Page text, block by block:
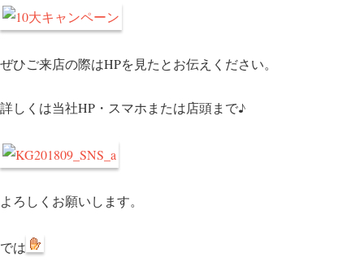
ぜひご来店の際はHPを見たとお伝えください。
詳しくは当社HP・スマホまたは店頭まで♪
よろしくお願いします。
では